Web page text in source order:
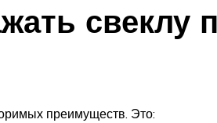
свеклу
преимуществ. Это: